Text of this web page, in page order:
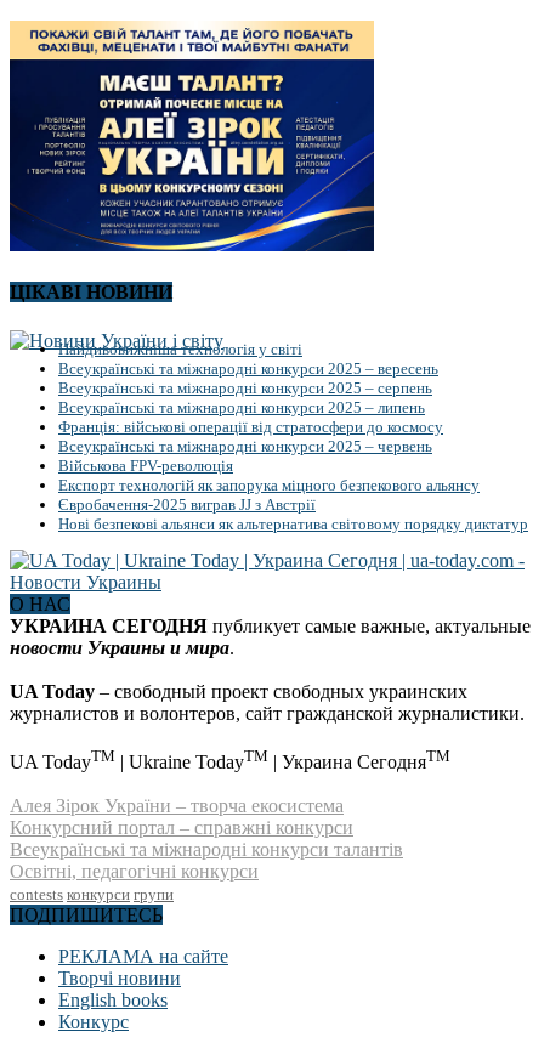
ЦІКАВІ НОВИНИ
Найдивовижніша технологія у світі
Всеукраїнські та міжнародні конкурси 2025 – вересень
Всеукраїнські та міжнародні конкурси 2025 – серпень
Всеукраїнські та міжнародні конкурси 2025 – липень
Франція: військові операції від стратосфери до космосу
Всеукраїнські та міжнародні конкурси 2025 – червень
Військова FPV-революція
Експорт технологій як запорука міцного безпекового альянсу
Євробачення-2025 виграв JJ з Австрії
Нові безпекові альянси як альтернатива світовому порядку диктатур
О НАС
УКРАИНА СЕГОДНЯ публикует самые важные, актуальные
новости Украины и мира.
UA Today – свободный проект свободных украинских
журналистов и волонтеров, сайт гражданской журналистики.
UA TodayTM | Ukraine TodayTM | Украина СегодняTM
Алея Зірок України – творча екосистема
Конкурсний портал – справжні конкурси
Всеукраїнські та міжнародні конкурси талантів
Освітні, педагогічні конкурси
contests конкурси групи
ПОДПИШИТЕСЬ
РЕКЛАМА на сайте
Творчі новини
English books
Конкурс